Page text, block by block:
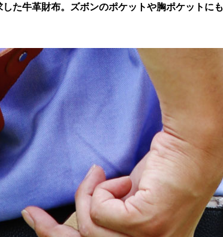
た牛革財布。ズボンのポケットや胸ポケットにも